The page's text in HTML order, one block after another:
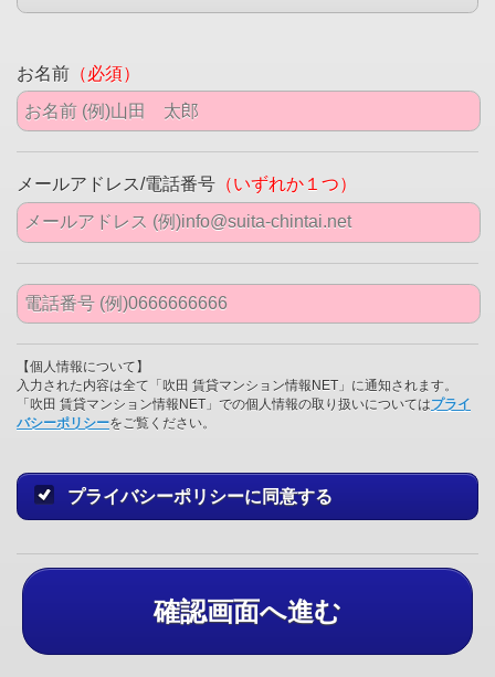
お名前 （必須）
メールアドレス/電話番号 （いずれか１つ）
【個人情報について】
入力された内容は全て「吹田 賃貸マンション情報NET」に通知されます。
「吹田 賃貸マンション情報NET」での個人情報の取り扱いについてはプライ
バシーポリシーをご覧ください。
プライバシーポリシーに同意する
確認画面へ進む